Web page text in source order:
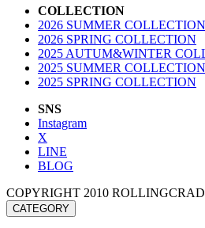
COLLECTION
2026 SUMMER COLLECTION
2026 SPRING COLLECTION
2025 AUTUM&WINTER
2025 SUMMER COLLECTION
2025 SPRING COLLECTION
SNS
Instagram
X
LINE
BLOG
COPYRIGHT 2010
CATEGORY